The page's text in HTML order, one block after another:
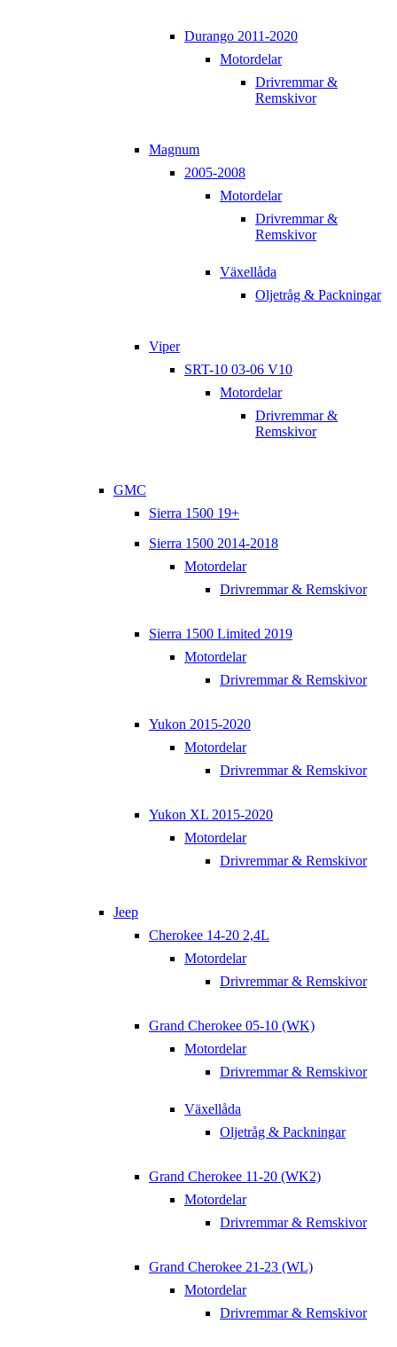
Durango 2011-2020
Motordelar
Drivremmar &
Remskivor
Magnum
2005-2008
Motordelar
Drivremmar &
Remskivor
Växellåda
Oljetråg & Packningar
Viper
SRT-10 03-06 V10
Motordelar
Drivremmar &
Remskivor
GMC
Sierra 1500 19+
Sierra 1500 2014-2018
Motordelar
Drivremmar & Remskivor
Sierra 1500 Limited 2019
Motordelar
Drivremmar & Remskivor
Yukon 2015-2020
Motordelar
Drivremmar & Remskivor
Yukon XL 2015-2020
Motordelar
Drivremmar & Remskivor
Jeep
Cherokee 14-20 2,4L
Motordelar
Drivremmar & Remskivor
Grand Cherokee 05-10 (WK)
Motordelar
Drivremmar & Remskivor
Växellåda
Oljetråg & Packningar
Grand Cherokee 11-20 (WK2)
Motordelar
Drivremmar & Remskivor
Grand Cherokee 21-23 (WL)
Motordelar
Drivremmar & Remskivor